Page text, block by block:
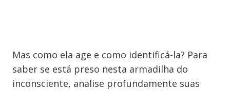
Mas como ela age e como identificá-la? Para
saber se está preso nesta armadilha do
inconsciente, analise profundamente suas